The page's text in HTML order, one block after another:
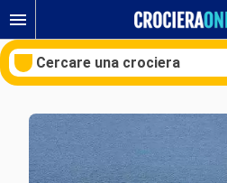
Cercare una crociera
Le nostre destinazioni